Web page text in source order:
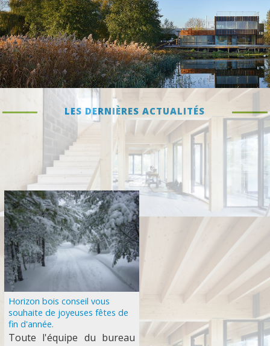
LES DERNIÈRESACTUALITÉS
Horizon bois conseil vous
souhaite de joyeuses fêtes de
fin d'année.
Toute l'équipe du bureau